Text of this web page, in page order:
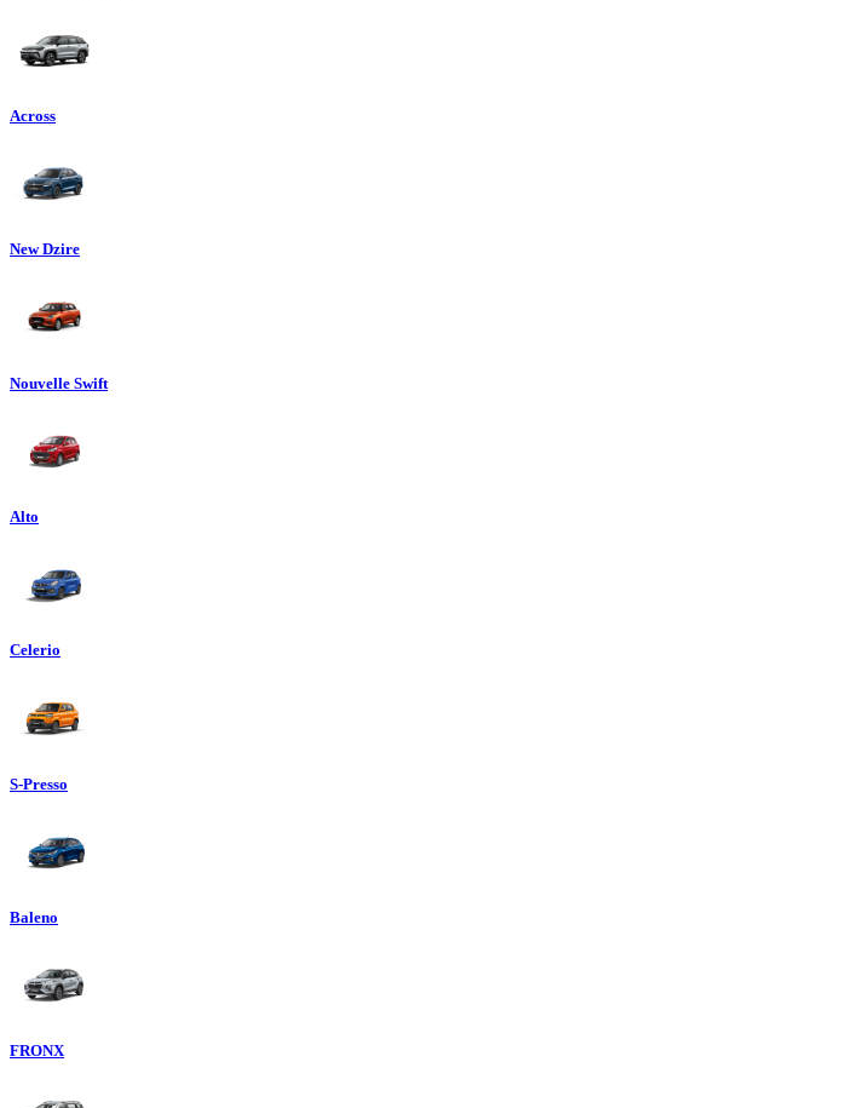
Across
New Dzire
Nouvelle Swift
Alto
Celerio
S-Presso
Baleno
FRONX